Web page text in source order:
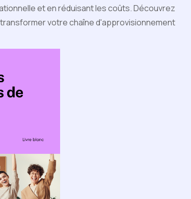
et en réduisant les coûts. Découvrez
votre chaîne d'approvisionnement